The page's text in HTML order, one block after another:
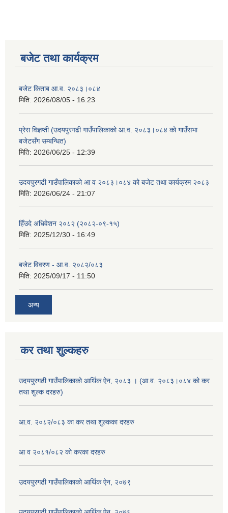
बजेट तथा कार्यक्रम
बजेट किताब आ.व. २०८३।०८४
मिति: 2026/08/05 - 16:23
प्रेस विज्ञप्ती (उदयपुरगढी गाउँपालिकाको आ.व. २०८३।०८४ को गाउँसभा
बजेटसँग सम्बन्धित)
मिति: 2026/06/25 - 12:39
उदयपुरगढी गाउँपालिकाको आ व २०८३।०८४ को बजेट तथा कार्यक्रम २०८३
मिति: 2026/06/24 - 21:07
हिँउदे अधिवेशन २०८२ (२०८२-०९-१५)
मिति: 2025/12/30 - 16:49
बजेट विवरण - आ.व. २०८२/०८३
मिति: 2025/09/17 - 11:50
अन्य
कर तथा शुल्कहरु
उदयपुरगढी गाउँपालिकाको आर्थिक ऐन, २०८३ । (आ.व. २०८३।०८४ को कर
तथा शुल्क दरहरु)
आ.व. २०८२/०८३ का कर तथा शुल्कका दरहरु
आ व २०८१/०८२ को करका दरहरु
उदयपुरगढी गाउँपालिकाको आर्थिक ऐन, २०७९